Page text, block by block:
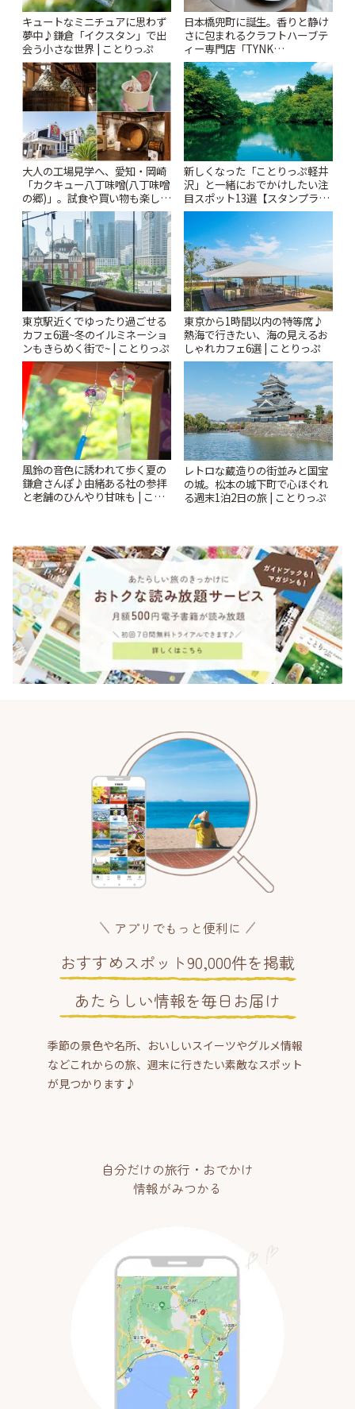
キュートなミニチュアに思わず
夢中♪鎌倉「イクスタン」で出
会う小さな世界 | ことりっぷ
日本橋兜町に誕生。香りと静け
さに包まれるクラフトハーブテ
ィー専門店「TYNK
Kabutocho」 | ことりっぷ
大人の工場見学へ、愛知・岡崎
「カクキュー八丁味噌(八丁味噌
の郷)」。試食や買い物も楽しみ
♪ | ことりっぷ
新しくなった「ことりっぷ軽井
沢」と一緒におでかけしたい注
目スポット13選【スタンプラリ
ー開催中】 | ことりっぷ
東京駅近くでゆったり過ごせる
カフェ6選~冬のイルミネーショ
ンもきらめく街で~ | ことりっぷ
東京から1時間以内の特等席♪
熱海で行きたい、海の見えるお
しゃれカフェ6選 | ことりっぷ
風鈴の音色に誘われて歩く夏の
鎌倉さんぽ♪由緒ある社の参拝
と老舗のひんやり甘味も | こと
レトロな蔵造りの街並みと国宝
の城。松本の城下町で心ほぐれ
る週末1泊2日の旅 | ことりっぷ
アプリでもっと便利に
おすすめスポット90,000件を掲載
あたらしい情報を毎日お届け
季節の景色や名所、おいしいスイーツやグルメ情報
などこれからの旅、週末に行きたい素敵なスポット
が見つかります♪
自分だけの旅行・おでかけ
情報がみつかる